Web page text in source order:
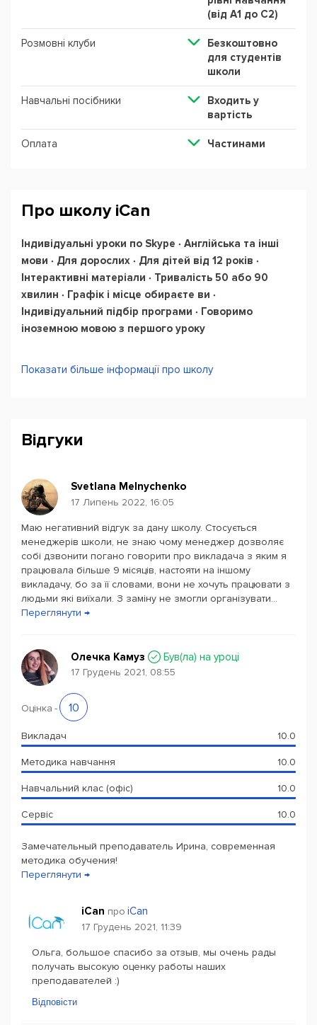
(від А1 до С2)
Розмовні клуби
Безкоштовно
для студентів
школи
Навчальні посібники
Входить у
вартість
Оплата Частинами
Про школу iCan
Індивідуальні уроки по Skype ∙ Англійська та інші
мови ∙ Для дорослих ∙ Для дітей від 12 років ∙
Інтерактивні матеріали ∙ Тривалість 50 або 90
хвилин ∙ Графік і місце обираєте ви ∙
Індивідуальний підбір програми ∙ Говоримо
іноземною мовою з першого уроку
другом;
звіти про успішність (за бажанням).
Записуйтеся на безкоштовний пробний урок!
Показати більше інформації про школу
Відгуки
Svetlana Melnychenko
17 Липень 2022, 16:05
Маю негативний відгук за дану школу. Стосується
менеджерів школи, не знаю чому менеджер дозволяє
собі дзвонити погано говорити про викладача з яким я
працювала більше 9 місяців, настояти на іншому
викладачу, бо за її словами, вони не хочуть працювати з
людьми які виїхали. З заміну не змогли організувати...
Переглянути →
Олечка Камуз Був(ла) на уроці
17 Грудень 2021, 08:55
Оцінка - 10
Викладач 10.0
Методика навчання 10.0
Навчальний клас (офіс) 10.0
Сервіс 10.0
Замечательный преподаватель Ирина, современная
методика обучения!
Переглянути →
iCan про iCan
17 Грудень 2021, 11:39
Ольга, большое спасибо за отзыв, мы очень рады
получать высокую оценку работы наших
преподавателей :)
Відповісти